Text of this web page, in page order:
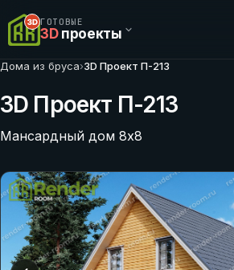
ГОТОВЫЕ
3Dпроекты
Дома из бруса›3D Проект П-213
3D Проект П-213
Мансардный дом 8х8